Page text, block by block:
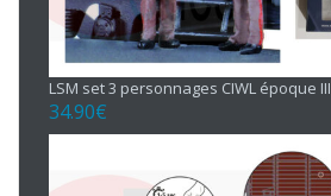
LSM set 3 personnages CIWL époque III
34.90€